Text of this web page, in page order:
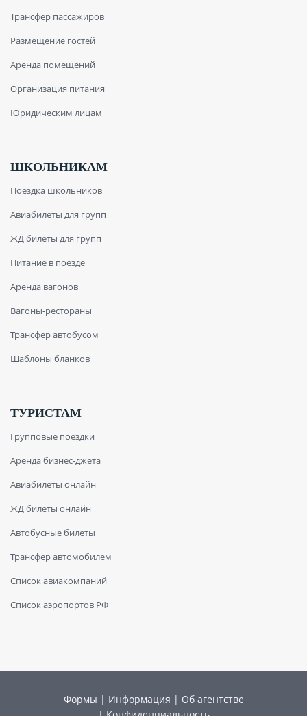
Трансфер пассажиров
Размещение гостей
Аренда помещений
Организация питания
Юридическим лицам
ШКОЛЬНИКАМ
Поездка школьников
Авиабилеты для групп
ЖД билеты для групп
Питание в поезде
Аренда вагонов
Вагоны-рестораны
Трансфер автобусом
Шаблоны бланков
ТУРИСТАМ
Групповые поездки
Аренда бизнес-джета
Авиабилеты онлайн
ЖД билеты онлайн
Автобусные билеты
Трансфер автомобилем
Список авиакомпаний
Список аэропортов РФ
Формы | Информация | Об агентстве